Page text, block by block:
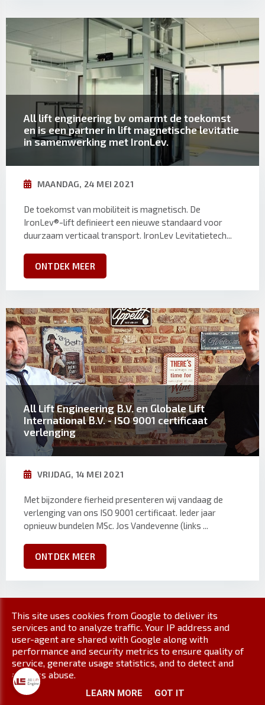
All lift engineering bv omarmt de toekomst
en is een partner in lift magnetische levitatie
in samenwerking met IronLev.
MAANDAG, 24 MEI 2021
De toekomst van mobiliteit is magnetisch. De
IronLev®-lift definieert een nieuwe standaard voor
duurzaam verticaal transport. IronLev Levitatietech...
ONTDEK MEER
All Lift Engineering B.V. en Globale Lift
International B.V. - ISO 9001 certificaat
verlenging
VRIJDAG, 14 MEI 2021
Met bijzondere fierheid presenteren wij vandaag de
verlenging van ons ISO 9001 certificaat. Ieder jaar
opnieuw bundelen MSc. Jos Vandevenne (links ...
ONTDEK MEER
Globale bv de specialist in maatwerk van
This site uses cookies from Google to deliver its
services and to analyze traffic. Your IP address and
user-agent are shared with Google along with
performance and security metrics to ensure quality of
service, generate usage statistics, and to detect and
address abuse.
LEARN MORE GOT IT